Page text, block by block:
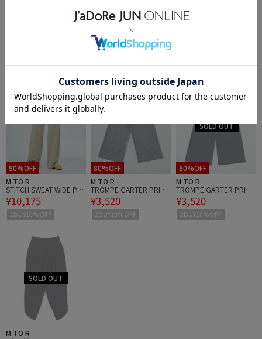
50%OFF
BALOON VOLUME PANTS
¥9,350
50%OFF
50%OFF
M TO R
STITCH SWEAT WIDE PAN
TS
¥10,175
2BUY10%OFF
80%OFF
M TO R
TROMPE GARTER PRINT
BUGGY SWEAT PT
¥3,520
2BUY10%OFF
80%OFF
M TO R
TROMPE GARTER PRINT
BUGGY SWEAT PT
¥3,520
2BUY10%OFF
M TO R